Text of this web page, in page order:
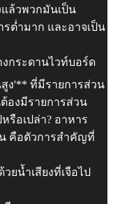
ล้วพวกมันเป็น
ต่ำมาก และอาจเป็น
กระดานไวท์บอร์ด
ง'** ที่มีรายการส่วน
องมีรายการส่วน
รือเปล่า? อาหาร
คือตัวการสำคัญที่
ยน้ำเสียงที่เจือไป